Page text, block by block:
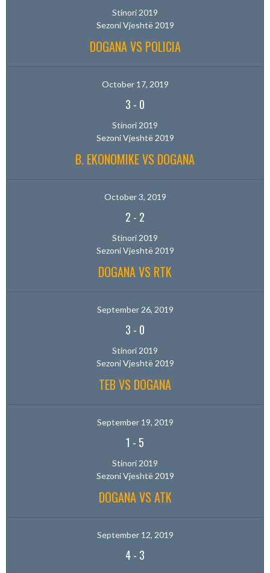
Stinori 2019
Sezoni Vjeshtë 2019
DOGANA VS POLICIA
October 17, 2019
3 - 0
Stinori 2019
Sezoni Vjeshtë 2019
B. EKONOMIKE VS DOGANA
October 3, 2019
2 - 2
Stinori 2019
Sezoni Vjeshtë 2019
DOGANA VS RTK
September 26, 2019
3 - 0
Stinori 2019
Sezoni Vjeshtë 2019
TEB VS DOGANA
September 19, 2019
1 - 5
Stinori 2019
Sezoni Vjeshtë 2019
DOGANA VS ATK
September 12, 2019
4- 3